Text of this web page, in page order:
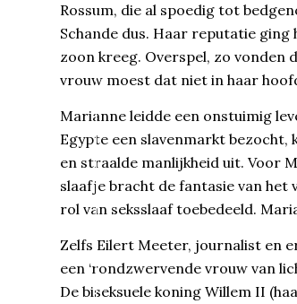
Rossum, die al spoedig tot
Schande dus. Haar reputatie ging
zoon kreeg. Overspel, zo vonden
vrouw moest dat niet in haar
Marianne leidde een onstuimig
Egypte een slavenmarkt
en straalde manlijkheid uit. Voor
slaafje bracht de fantasie van het
rol van seksslaaf toebedeeld.
Zelfs Eilert Meeter, journalist en
een ‘rondzwervende vrouw van
De biseksuele koning Willem II